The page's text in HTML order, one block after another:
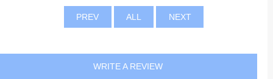
PREV ALL NEXT
WRITE A REVIEW